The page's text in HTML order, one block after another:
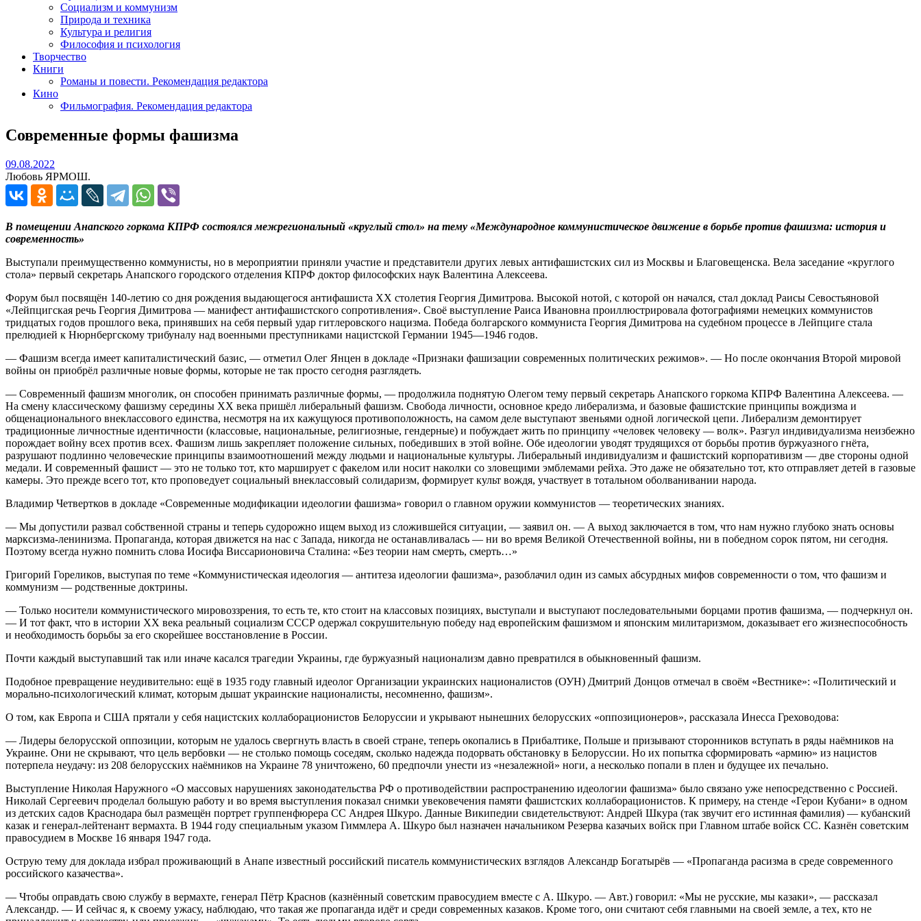
Социализм и коммунизм
Природа и техника
Культура и религия
Философия и психология
Творчество
Книги
Романы и повести. Рекомендация редактора
Кино
Фильмография. Рекомендация редактора
Современные формы фашизма
09.08.2022
Любовь ЯРМОШ.
В помещении Анапского горкома КПРФ состоялся межрегиональный «круглый стол» на тему «Международное коммунистическое движение в борьбе против фашизма: история и
современность»
Выступали преимущественно коммунисты, но в мероприятии приняли участие и представители других левых антифашистских сил из Москвы и Благовещенска. Вела заседание «круглого
стола» первый секретарь Анапского городского отделения КПРФ доктор философских наук Валентина Алексеева.
Форум был посвящён 140-летию со дня рождения выдающегося антифашиста ХХ столетия Георгия Димитрова. Высокой нотой, с которой он начался, стал доклад Раисы Севостьяновой
«Лейпцигская речь Георгия Димитрова — манифест антифашистского сопротивления». Своё выступление Раиса Ивановна проиллюстрировала фотографиями немецких коммунистов
тридцатых годов прошлого века, принявших на себя первый удар гитлеровского нацизма. Победа болгарского коммуниста Георгия Димитрова на судебном процессе в Лейпциге стала
прелюдией к Нюрнбергскому трибуналу над военными преступниками нацистской Германии 1945—1946 годов.
— Фашизм всегда имеет капиталистический базис, — отметил Олег Янцен в докладе «Признаки фашизации современных политических режимов». — Но после окончания Второй мировой
войны он приобрёл различные новые формы, которые не так просто сегодня разглядеть.
— Современный фашизм многолик, он способен принимать различные формы, — продолжила поднятую Олегом тему первый секретарь Анапского горкома КПРФ Валентина Алексеева. —
На смену классическому фашизму середины ХХ века пришёл либеральный фашизм. Свобода личности, основное кредо либерализма, и базовые фашистские принципы вождизма и
общенационального внеклассового единства, несмотря на их кажущуюся противоположность, на самом деле выступают звеньями одной логической цепи. Либерализм демонтирует
традиционные личностные идентичности (классовые, национальные, религиозные, гендерные) и побуждает жить по принципу «человек человеку — волк». Разгул индивидуализма неизбежно
порождает войну всех против всех. Фашизм лишь закрепляет положение сильных, победивших в этой войне. Обе идеологии уводят трудящихся от борьбы против буржуазного гнёта,
разрушают подлинно человеческие принципы взаимоотношений между людьми и национальные культуры. Либеральный индивидуализм и фашистский корпоративизм — две стороны одной
медали. И современный фашист — это не только тот, кто марширует с факелом или носит наколки со зловещими эмблемами рейха. Это даже не обязательно тот, кто отправляет детей в газовые
камеры. Это прежде всего тот, кто проповедует социальный внеклассовый солидаризм, формирует культ вождя, участвует в тотальном оболванивании народа.
Владимир Четвертков в докладе «Современные модификации идеологии фашизма» говорил о главном оружии коммунистов — теоретических знаниях.
— Мы допустили развал собственной страны и теперь судорожно ищем выход из сложившейся ситуации, — заявил он. — А выход заключается в том, что нам нужно глубоко знать основы
марксизма-ленинизма. Пропаганда, которая движется на нас с Запада, никогда не останавливалась — ни во время Великой Отечественной войны, ни в победном сорок пятом, ни сегодня.
Поэтому всегда нужно помнить слова Иосифа Виссарионовича Сталина: «Без теории нам смерть, смерть…»
Григорий Гореликов, выступая по теме «Коммунистическая идеология — антитеза идеологии фашизма», разоблачил один из самых абсурдных мифов современности о том, что фашизм и
коммунизм — родственные доктрины.
— Только носители коммунистического мировоззрения, то есть те, кто стоит на классовых позициях, выступали и выступают последовательными борцами против фашизма, — подчеркнул он.
— И тот факт, что в истории ХХ века реальный социализм СССР одержал сокрушительную победу над европейским фашизмом и японским милитаризмом, доказывает его жизнеспособность
и необходимость борьбы за его скорейшее восстановление в России.
Почти каждый выступавший так или иначе касался трагедии Украины, где буржуазный национализм давно превратился в обыкновенный фашизм.
Подобное превращение неудивительно: ещё в 1935 году главный идеолог Организации украинских националистов (ОУН) Дмитрий Донцов отмечал в своём «Вестнике»: «Политический и
морально-психологический климат, которым дышат украинские националисты, несомненно, фашизм».
О том, как Европа и США прятали у себя нацистских коллаборационистов Белоруссии и укрывают нынешних белорусских «оппозиционеров», рассказала Инесса Греховодова:
— Лидеры белорусской оппозиции, которым не удалось свергнуть власть в своей стране, теперь окопались в Прибалтике, Польше и призывают сторонников вступать в ряды наёмников на
Украине. Они не скрывают, что цель вербовки — не столько помощь соседям, сколько надежда подорвать обстановку в Белоруссии. Но их попытка сформировать «армию» из нацистов
потерпела неудачу: из 208 белорусских наёмников на Украине 78 уничтожено, 60 предпочли унести из «незалежной» ноги, а несколько попали в плен и будущее их печально.
Выступление Николая Наружного «О массовых нарушениях законодательства РФ о противодействии распространению идеологии фашизма» было связано уже непосредственно с Россией.
Николай Сергеевич проделал большую работу и во время выступления показал снимки увековечения памяти фашистских коллаборационистов. К примеру, на стенде «Герои Кубани» в одном
из детских садов Краснодара был размещён портрет группенфюрера СС Андрея Шкуро. Данные Википедии свидетельствуют: Андрей Шкура (так звучит его истинная фамилия) — кубанский
казак и генерал-лейтенант вермахта. В 1944 году специальным указом Гиммлера А. Шкуро был назначен начальником Резерва казачьих войск при Главном штабе войск СС. Казнён советским
правосудием в Москве 16 января 1947 года.
Острую тему для доклада избрал проживающий в Анапе известный российский писатель коммунистических взглядов Александр Богатырёв — «Пропаганда расизма в среде современного
российского казачества».
— Чтобы оправдать свою службу в вермахте, генерал Пётр Краснов (казнённый советским правосудием вместе с А. Шкуро. — Авт.) говорил: «Мы не русские, мы казаки», — рассказал
Александр. — И сейчас я, к своему ужасу, наблюдаю, что такая же пропаганда идёт и среди современных казаков. Кроме того, они считают себя главными на своей земле, а тех, кто не